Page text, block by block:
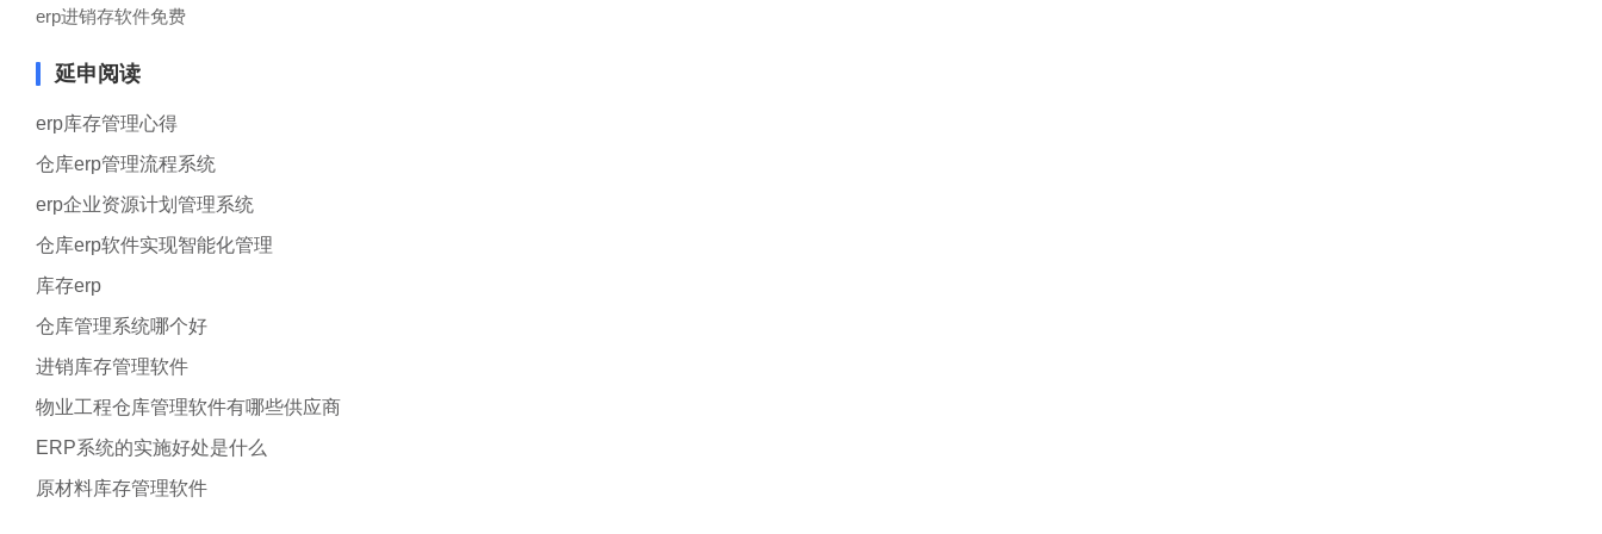
erp进销存软件免费
延申阅读
erp库存管理心得
仓库erp管理流程系统
erp企业资源计划管理系统
仓库erp软件实现智能化管理
库存erp
仓库管理系统哪个好
进销库存管理软件
物业工程仓库管理软件有哪些供应商
ERP系统的实施好处是什么
原材料库存管理软件